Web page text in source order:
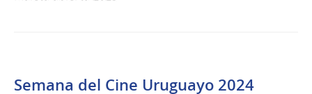
Semana del Cine Uruguayo 2024